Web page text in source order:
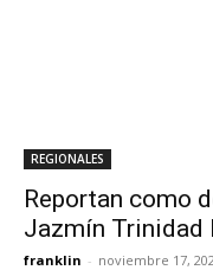
REGIONALES
Reportan como
Jazmín Trinidad
franklin - noviembre 17,